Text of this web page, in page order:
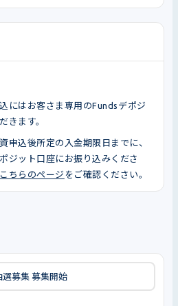
にはお客さま専用のFundsデポジ
きます。
申込後所定の入金期限日までに、
ジット口座にお振り込みくださ
こちらのページ をご確認ください。
選募集 募集開始